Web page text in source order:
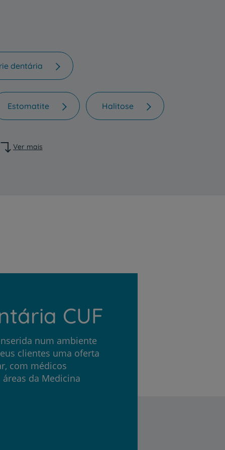
dentária
Estomatite Halitose
Ver mais
CUF
num ambiente
clientes uma oferta
com médicos
da Medicina